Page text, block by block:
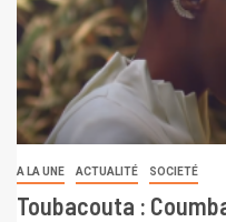
A LA UNE ACTUALITÉ SOCIETÉ
Toubacouta :